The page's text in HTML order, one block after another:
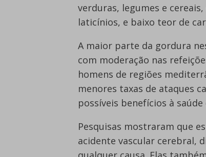
verduras, legumes e
laticínios, e baixo teor de
A maior parte da gordura
com moderação nas
homens de regiões
menores taxas de ataques
possíveis benefícios à saúde
Pesquisas mostraram que
acidente vascular cerebral,